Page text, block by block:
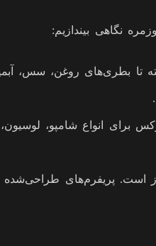
نگاهی بیندازیم:
تا بطری‌های روغن، سس،
برای انواع شامپو،
است. پریفرم‌های